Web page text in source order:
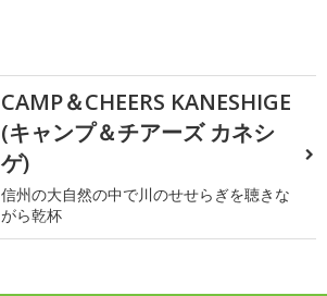
CAMP＆CHEERS KANESHIGE
(キャンプ＆チアーズ カネシ
ゲ)
信州の大自然の中で川のせせらぎを聴きな
がら乾杯